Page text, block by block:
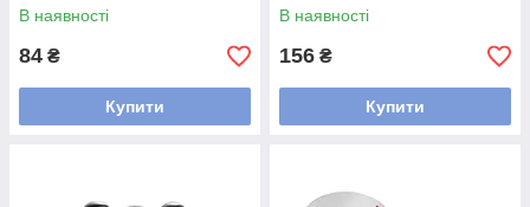
В наявності
84 ₴
Купити
В наявності
156 ₴
Купити